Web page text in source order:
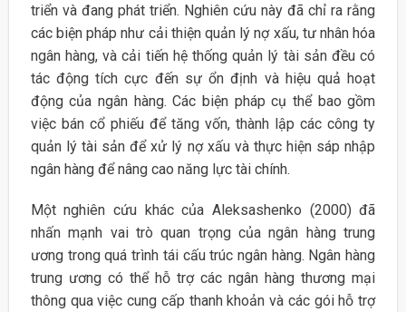
triển và đang phát triển. Nghiên cứu này đã chỉ ra rằng
các biện pháp như cải thiện quản lý nợ xấu, tư nhân hóa
ngân hàng, và cải tiến hệ thống quản lý tài sản đều có
tác động tích cực đến sự ổn định và hiệu quả hoạt
động của ngân hàng. Các biện pháp cụ thể bao gồm
việc bán cổ phiếu để tăng vốn, thành lập các công ty
quản lý tài sản để xử lý nợ xấu và thực hiện sáp nhập
ngân hàng để nâng cao năng lực tài chính.
Một nghiên cứu khác của Aleksashenko (2000) đã
nhấn mạnh vai trò quan trọng của ngân hàng trung
ương trong quá trình tái cấu trúc ngân hàng. Ngân hàng
trung ương có thể hỗ trợ các ngân hàng thương mại
thông qua việc cung cấp thanh khoản và các gói hỗ trợ